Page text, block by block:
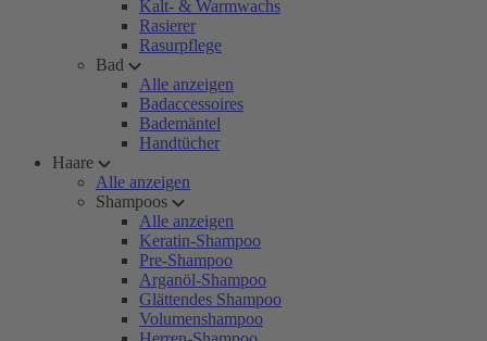
Kalt- & Warmwachs
Rasierer
Rasurpflege
Bad
Alle anzeigen
Badaccessoires
Bademäntel
Handtücher
Haare
Alle anzeigen
Shampoos
Alle anzeigen
Keratin-Shampoo
Pre-Shampoo
Arganöl-Shampoo
Glättendes Shampoo
Volumenshampoo